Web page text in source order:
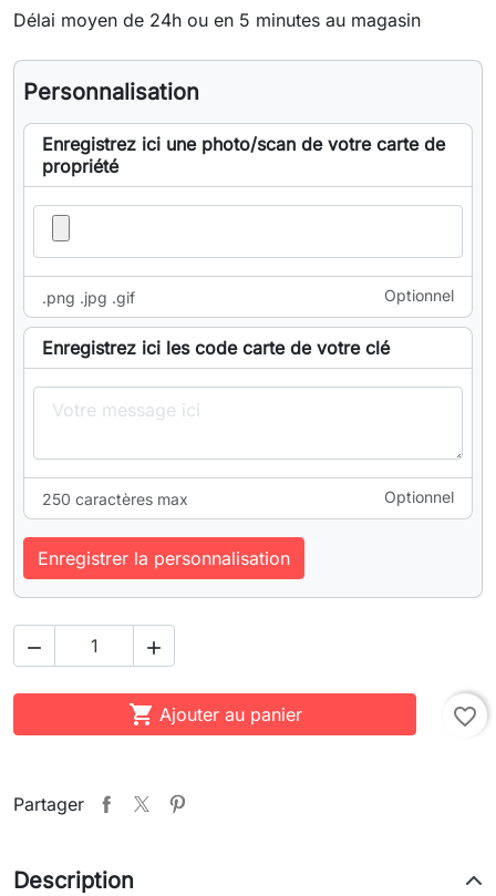
Délai moyen de 24h ou en 5 minutes au magasin
Personnalisation
Enregistrez ici une photo/scan de votre carte de
propriété
.png .jpg .gif Optionnel
Enregistrez ici les code carte de votre clé
250 caractères max Optionnel
Enregistrer la personnalisation
 
 Ajouter au panier favorite_border
Partager
Description